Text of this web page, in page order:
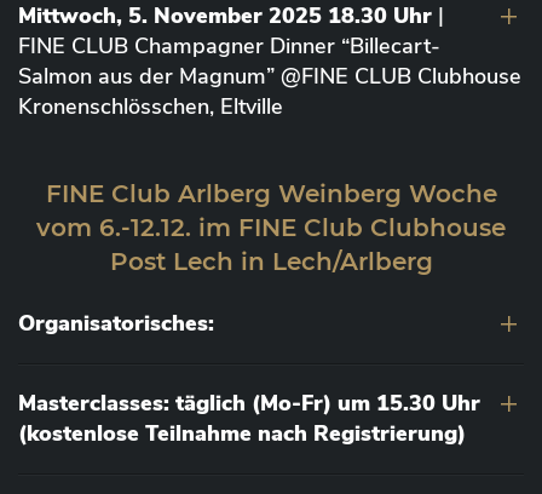
Mittwoch, 5. November 2025 18.30 Uhr |
FINE CLUB Champagner Dinner “Billecart-
Salmon aus der Magnum” @FINE CLUB Clubhouse
Kronenschlösschen, Eltville
FINE Club Arlberg Weinberg Woche
vom 6.-12.12. im FINE Club Clubhouse
Post Lech in Lech/Arlberg
Organisatorisches:
Masterclasses: täglich (Mo-Fr) um 15.30 Uhr
(kostenlose Teilnahme nach Registrierung)